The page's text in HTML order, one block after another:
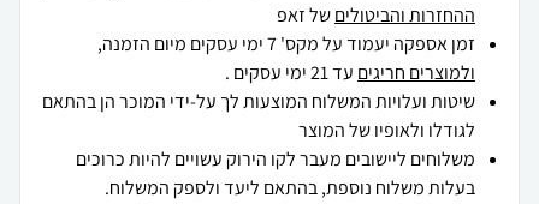
ההחזרות והביטוליםשל זאפ
זמן אספקה יעמוד על מקס' 7 ימי עסקים מיום הזמנה,
ולמוצרים חריגים עד 21 ימי עסקים .
שיטות ועלויות המשלוח המוצעות לך על-ידי המוכר הן בהתאם
לגודלו ולאופיו של המוצר
משלוחים ליישובים מעבר לקו הירוק עשויים להיות כרוכים
בעלות משלוח נוספת, בהתאם ליעד ולספק המשלוח.